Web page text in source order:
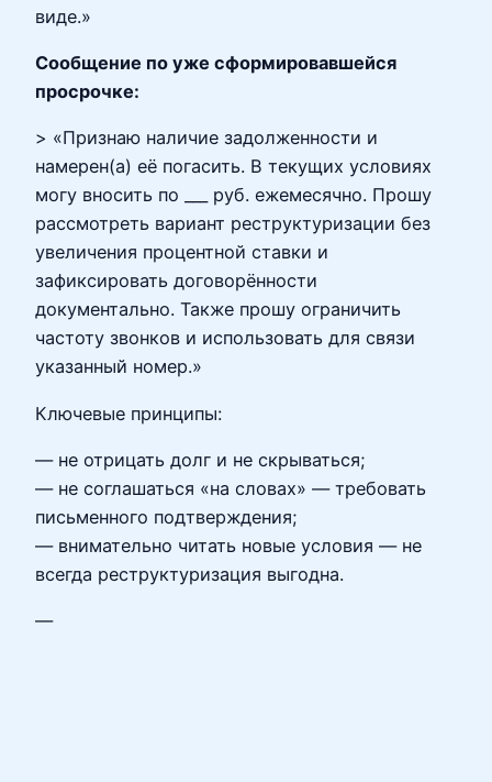
виде.»
Сообщение по уже сформировавшейся
просрочке:
> «Признаю наличие задолженности и
намерен(а) её погасить. В текущих условиях
могу вносить по ___ руб. ежемесячно. Прошу
рассмотреть вариант реструктуризации без
увеличения процентной ставки и
зафиксировать договорённости
документально. Также прошу ограничить
частоту звонков и использовать для связи
указанный номер.»
Ключевые принципы:
— не отрицать долг и не скрываться;
— не соглашаться «на словах» — требовать
письменного подтверждения;
— внимательно читать новые условия — не
всегда реструктуризация выгодна.
—